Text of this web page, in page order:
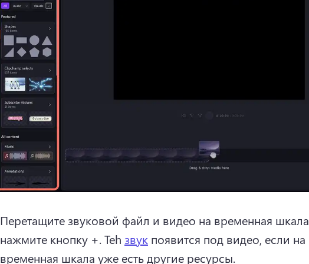
Перетащите звуковой файл и видео на временная
нажмите кнопку +. Teh звук появится под видео, если на
временная шкала уже есть другие ресурсы.